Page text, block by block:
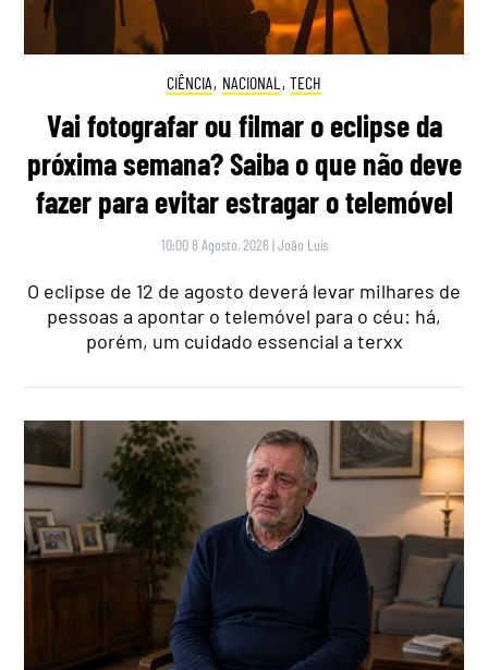
CIÊNCIA, NACIONAL , TECH
Vai fotografar ou filmar o eclipse da
próxima semana? Saiba o que não deve
fazer para evitar estragar o telemóvel
10:00 8 Agosto, 2026 |João Luís
O eclipse de 12 de agosto deverá levar milhares de
pessoas a apontar o telemóvel para o céu: há,
porém, um cuidado essencial a terxx